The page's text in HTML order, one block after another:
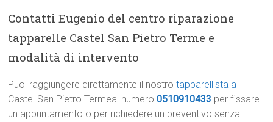
Contatti Eugenio del centro riparazione
tapparelle Castel San Pietro Terme e
modalità di intervento
Puoi raggiungere direttamente il nostrotapparellista a
Castel San Pietro Termeal numero0510910433 per fissare
un appuntamento o per richiedere un preventivo senza